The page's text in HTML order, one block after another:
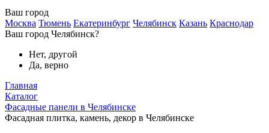
Ваш город
Москва Тюмень Екатеринбург Челябинск Казань Краснодар
Ваш город Челябинск?
Нет, другой
Да, верно
Главная
Каталог
Фасадные панели в Челябинске
Фасадная плитка, камень, декор в Челябинске